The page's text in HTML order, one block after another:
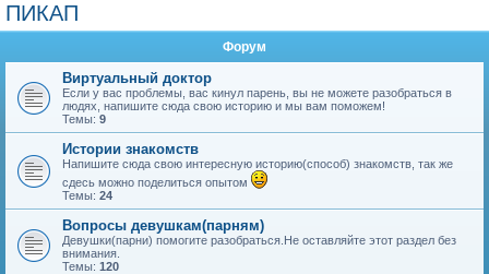
ПИКАП
Форум
Виртуальный доктор
Если у вас проблемы, вас кинул парень, вы не можете разобраться в
людях, напишите сюда свою историю и мы вам поможем!
Темы: 9
Истории знакомств
Напишите сюда свою интересную историю(способ) знакомств, так же
сдесь можно поделиться опытом
Темы: 24
Вопросы девушкам(парням)
Девушки(парни) помогите разобраться.Не оставляйте этот раздел без
внимания.
Темы: 120